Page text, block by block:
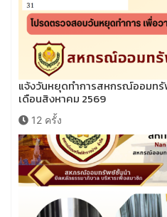
แจ้งวันหยุดทำการสหกรณ์ออมทรั
เดือนสิงหาคม 2569
12 ครั้ง